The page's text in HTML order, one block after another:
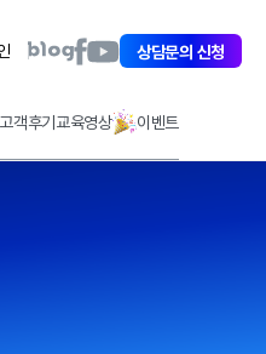
아
스
트
블
아
이
스
트
페
아
스
트
유
상담문의 신청
고객후기교육영상 이벤트